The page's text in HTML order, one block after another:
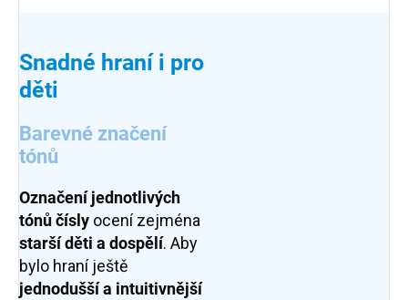
Snadné hraní i pro
děti
Barevné značení
tónů
Označení jednotlivých
tónů čísly ocení zejména
starší děti a dospělí. Aby
bylo hraní ještě
jednodušší a intuitivnější